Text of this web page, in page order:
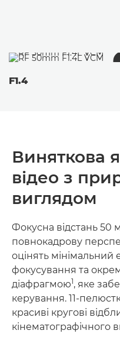
F1.4
Виняткова
відео з
виглядом
Фокусна відстань
повнокадрову
оцінять мінімальний
фокусування та
діафрагмою1, яке
керування. 11-
красиві кругові
кінематографічного